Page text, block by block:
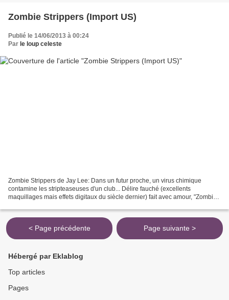
Zombie Strippers (Import US)
Publié le 14/06/2013 à 00:24
Par le loup celeste
Zombie Strippers de Jay Lee: Dans un futur proche, un virus chimique
contamine les stripteaseuses d'un club... Délire fauché (excellents
maquillages mais effets digitaux du siècle dernier) fait avec amour, "Zombie
< Page précédente Page suivante >
Hébergé par Eklablog
Top articles
Pages